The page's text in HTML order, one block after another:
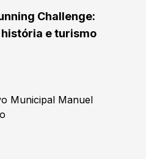
Challenge:
e turismo